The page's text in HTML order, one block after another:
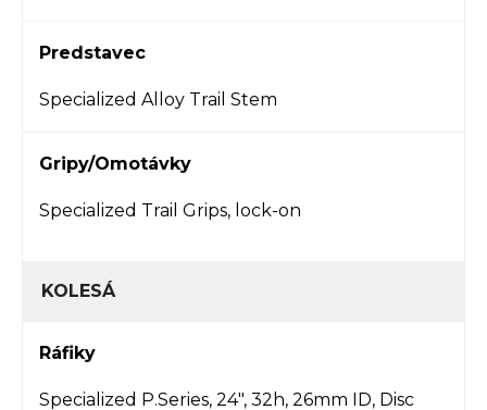
Predstavec
Specialized Alloy Trail Stem
Gripy/Omotávky
Specialized Trail Grips, lock-on
KOLESÁ
Ráfiky
Specialized P.Series, 24", 32h, 26mm ID, Disc